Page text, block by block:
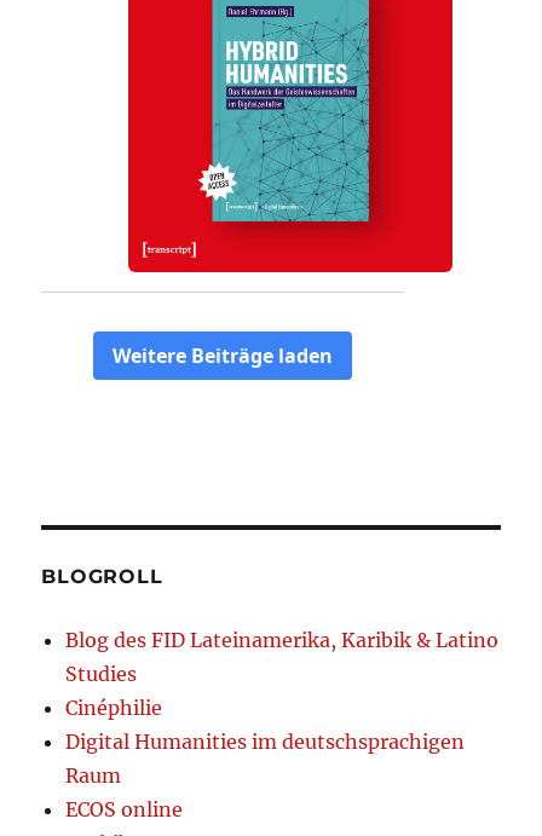
BLOGROLL
Blog des FID Lateinamerika, Karibik & Latino
Studies
Cinéphilie
Digital Humanities im deutschsprachigen
Raum
ECOS online